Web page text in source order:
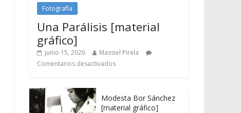
Fotografía
Una Parálisis [material
gráfico]
junio 15, 2026
Massiel Pirela
Comentarios desactivados
Modesta Bor Sánchez
[material gráfico]